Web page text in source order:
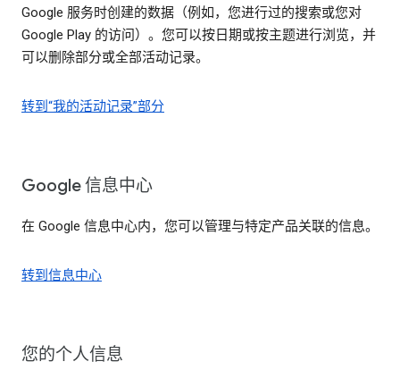
Google 服务时创建的数据（例如，您进行过的搜索或您对
Google Play 的访问）。您可以按日期或按主题进行浏览，并
可以删除部分或全部活动记录。
转到“我的活动记录”部分
Google 信息中心
在 Google 信息中心内，您可以管理与特定产品关联的信息。
转到信息中心
您的个人信息